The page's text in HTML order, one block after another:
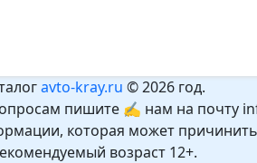
avto-kray.ru © 2026 год.
пишите ✍ нам на почту
которая может
возраст 12+.